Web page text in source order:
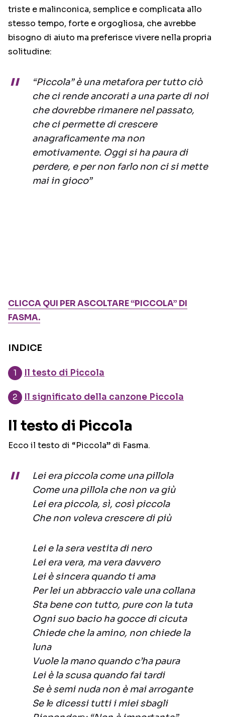
triste e malinconica, semplice e complicata allo
stesso tempo, forte e orgogliosa, che avrebbe
bisogno di aiuto ma preferisce vivere nella propria
solitudine:
“Piccola” è una metafora per tutto ciò
che ci rende ancorati a una parte di noi
che dovrebbe rimanere nel passato,
che ci permette di crescere
anagraficamente ma non
emotivamente. Oggi si ha paura di
perdere, e per non farlo non ci si mette
mai in gioco”
CLICCA QUI PER ASCOLTARE “PICCOLA” DI
FASMA.
INDICE
Il testo di Piccola
Il significato della canzone Piccola
Il testo di Piccola
Ecco il testo di “Piccola” di Fasma.
Lei era piccola come una pillola
Come una pillola che non va giù
Lei era piccola, sì, così piccola
Che non voleva crescere di più
Lei e la sera vestita di nero
Lei era vera, ma vera davvero
Lei è sincera quando ti ama
Per lei un abbraccio vale una collana
Sta bene con tutto, pure con la tuta
Ogni suo bacio ha gocce di cicuta
Chiede che la amino, non chiede la
luna
Vuole la mano quando c’ha paura
Lei è la scusa quando fai tardi
Se è semi nuda non è mai arrogante
Se lе dicessi tutti i miei sbagli